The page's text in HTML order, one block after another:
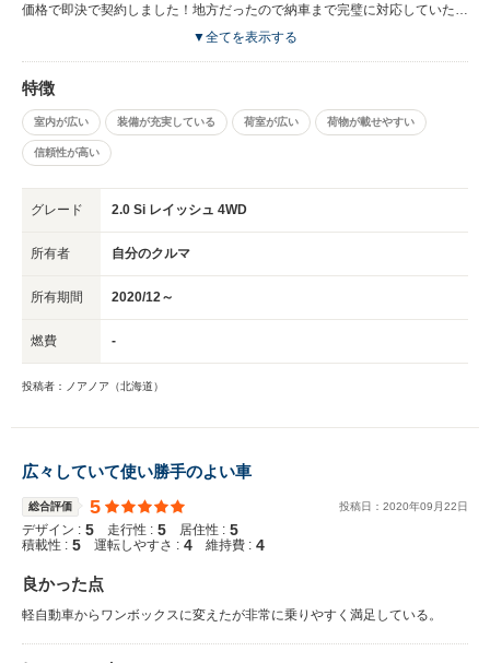
価格で即決で契約しました！地方だったので納車まで完璧に対応していただ
きました！ありがとうございました！ また買い替えの時はフォーツリーさ
▼全てを表示する
特徴
室内が広い 装備が充実している 荷室が広い 荷物が載せやすい
信頼性が高い
グレード 2.0 Si レイッシュ 4WD
所有者 自分のクルマ
所有期間 2020/12～
燃費 -
投稿者：ノアノア（北海道）
広々していて使い勝手のよい車
総合評価 5 投稿日： 2020年09 月22日
デザイン : 5 走行性 : 5 居住性 : 5
積載性 : 5 運転しやすさ : 4 維持費 : 4
良かった点
軽自動車からワンボックスに変えたが非常に乗りやすく満足している。